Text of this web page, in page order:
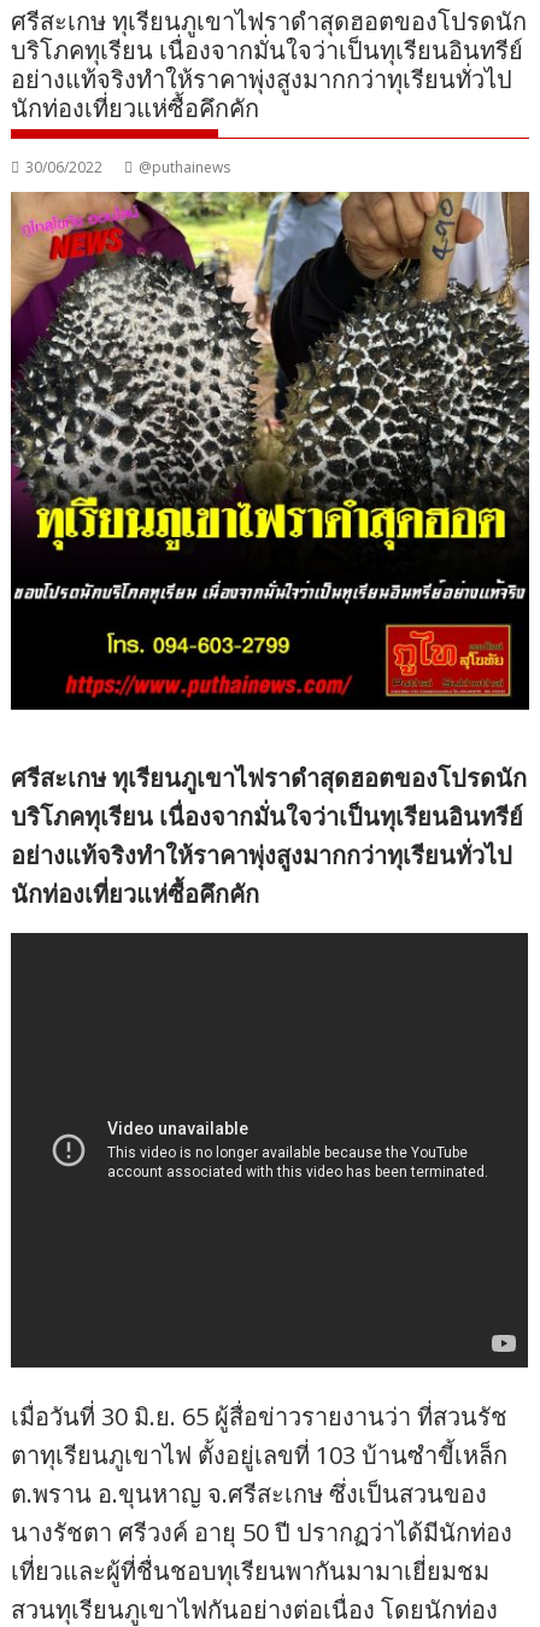
ศรีสะเกษ ทุเรียนภูเขาไฟราดำสุดฮอตของโปรดนัก
บริโภคทุเรียน เนื่องจากมั่นใจว่าเป็นทุเรียนอินทรีย์
อย่างแท้จริงทำให้ราคาพุ่งสูงมากกว่าทุเรียนทั่วไป
นักท่องเที่ยวแห่ซื้อคึกคัก
30/06/2022 @puthainews
ศรีสะเกษ ทุเรียนภูเขาไฟราดำสุดฮอตของโปรดนัก
บริโภคทุเรียน เนื่องจากมั่นใจว่าเป็นทุเรียนอินทรีย์
อย่างแท้จริงทำให้ราคาพุ่งสูงมากกว่าทุเรียนทั่วไป
นักท่องเที่ยวแห่ซื้อคึกคัก
เมื่อวันที่ 30 มิ.ย. 65 ผู้สื่อข่าวรายงานว่า ที่สวนรัช
ตาทุเรียนภูเขาไฟ ตั้งอยู่เลขที่ 103 บ้านซำขี้เหล็ก
ต.พราน อ.ขุนหาญ จ.ศรีสะเกษ ซึ่งเป็นสวนของ
นางรัชตา ศรีวงค์ อายุ 50 ปี ปรากฏว่าได้มีนักท่อง
เที่ยวและผู้ที่ชื่นชอบทุเรียนพากันมามาเยี่ยมชม
สวนทุเรียนภูเขาไฟกันอย่างต่อเนื่อง โดยนักท่อง